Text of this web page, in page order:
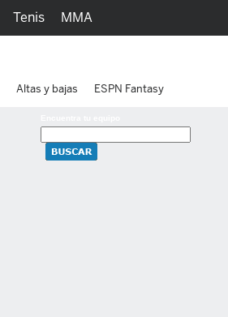
Tenis MMA
Altas y bajas ESPN Fantasy